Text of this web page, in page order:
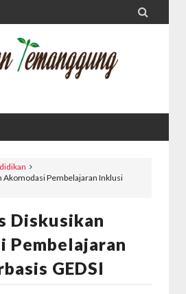

Akomodasi Pembelajaran Inklusi
Diskusikan
Pembelajaran
GEDSI